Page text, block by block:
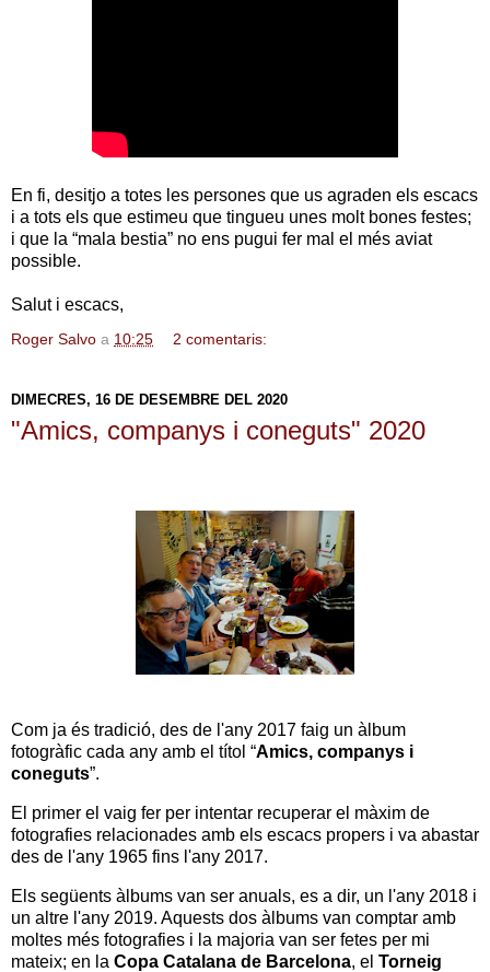
En fi, desitjo a totes les persones que us agraden els escacs
i a tots els que estimeu que tingueu unes molt bones festes;
i que la “mala bestia” no ens pugui fer mal el més aviat
possible.
Salut i escacs,
Roger Salvo a 10:25 2 comentaris:
DIMECRES, 16 DE DESEMBRE DEL 2020
"Amics, companys i coneguts" 2020
Com ja és tradició, des de l'any 2017 faig un àlbum
fotogràfic cada any amb el títol “Amics, companys i
coneguts”.
El primer el vaig fer per intentar recuperar el màxim de
fotografies relacionades amb els escacs propers i va abastar
des de l'any 1965 fins l'any 2017.
Els següents àlbums van ser anuals, es a dir, un l'any 2018 i
un altre l'any 2019. Aquests dos àlbums van comptar amb
moltes més fotografies i la majoria van ser fetes per mi
mateix; en la Copa Catalana de Barcelona, el Torneig